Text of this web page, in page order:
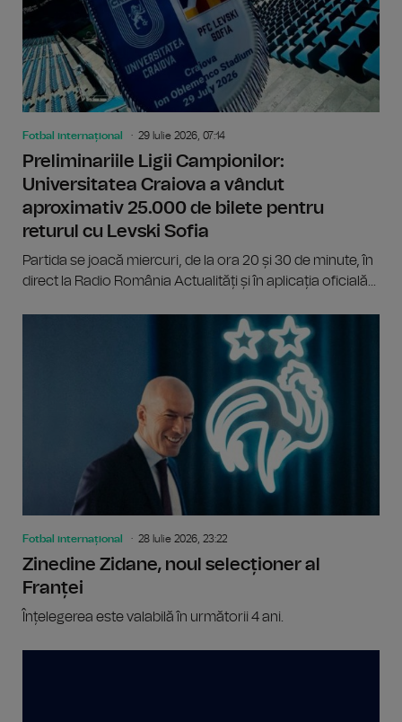
Fotbal internațional 29 Iulie 2026, 07:14
Preliminariile Ligii Campionilor:
Universitatea Craiova a vândut
aproximativ 25.000 de bilete pentru
returul cu Levski Sofia
Partida se joacă miercuri, de la ora 20 și 30 de minute, în
direct la Radio România Actualități și în aplicația oficială...
Fotbal internațional 28 Iulie 2026, 23:22
Zinedine Zidane, noul selecționer al
Franței
Înțelegerea este valabilă în următorii 4 ani.